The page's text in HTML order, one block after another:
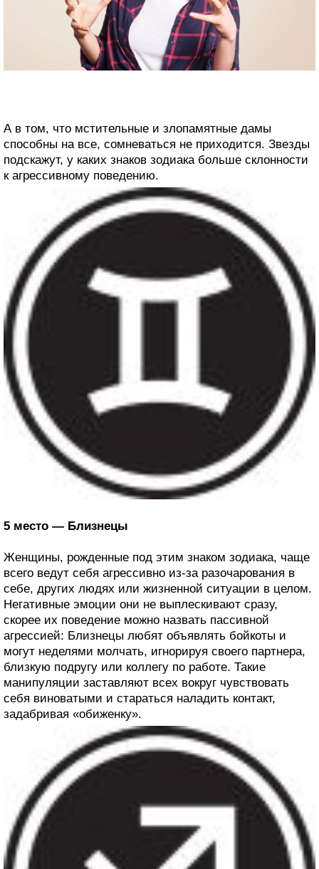
А в том, что мстительные и злопамятные дамы
способны на все, сомневаться не приходится. Звезды
подскажут, у каких знаков зодиака больше склонности
к агрессивному поведению.
5 место — Близнецы
Женщины, рожденные под этим знаком зодиака, чаще
всего ведут себя агрессивно из-за разочарования в
себе, других людях или жизненной ситуации в целом.
Негативные эмоции они не выплескивают сразу,
скорее их поведение можно назвать пассивной
агрессией: Близнецы любят объявлять бойкоты и
могут неделями молчать, игнорируя своего партнера,
близкую подругу или коллегу по работе. Такие
манипуляции заставляют всех вокруг чувствовать
себя виноватыми и стараться наладить контакт,
задабривая «обиженку».